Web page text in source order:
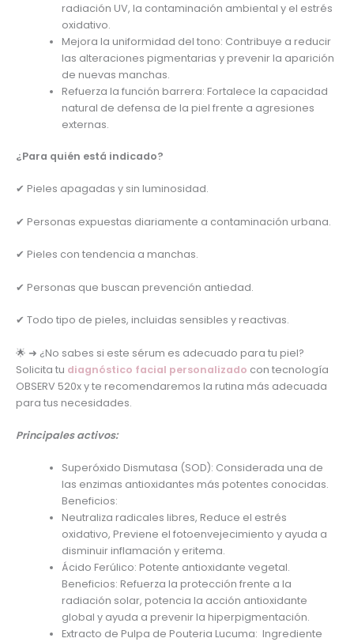
radiación UV, la contaminación ambiental y el estrés
oxidativo.
Mejora la uniformidad del tono: Contribuye a reducir
las alteraciones pigmentarias y prevenir la aparición
de nuevas manchas.
Refuerza la función barrera: Fortalece la capacidad
natural de defensa de la piel frente a agresiones
externas.
¿Para quién está indicado?
✔ Pieles apagadas y sin luminosidad.
✔ Personas expuestas diariamente a contaminación urbana.
✔ Pieles con tendencia a manchas.
✔ Personas que buscan prevención antiedad.
✔ Todo tipo de pieles, incluidas sensibles y reactivas.
🌟 ➜ ¿No sabes si este sérum es adecuado para tu piel?
Solicita tu diagnóstico facial personalizado con tecnología
OBSERV 520x y te recomendaremos la rutina más adecuada
para tus necesidades.
Principales activos:
Superóxido Dismutasa (SOD): Considerada una de
las enzimas antioxidantes más potentes conocidas.
Beneficios:
Neutraliza radicales libres, Reduce el estrés
oxidativo, Previene el fotoenvejecimiento y ayuda a
disminuir inflamación y eritema.
Ácido Ferúlico: Potente antioxidante vegetal.
Beneficios: Refuerza la protección frente a la
radiación solar, potencia la acción antioxidante
global y ayuda a prevenir la hiperpigmentación.
Extracto de Pulpa de Pouteria Lucuma: Ingrediente